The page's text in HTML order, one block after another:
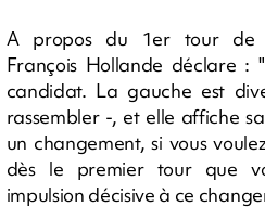
A propos du 1er tour de
François Hollande déclare :
candidat. La gauche est
rassembler -, et elle affiche
un changement, si vous
dès le premier tour que
impulsion décisive à ce